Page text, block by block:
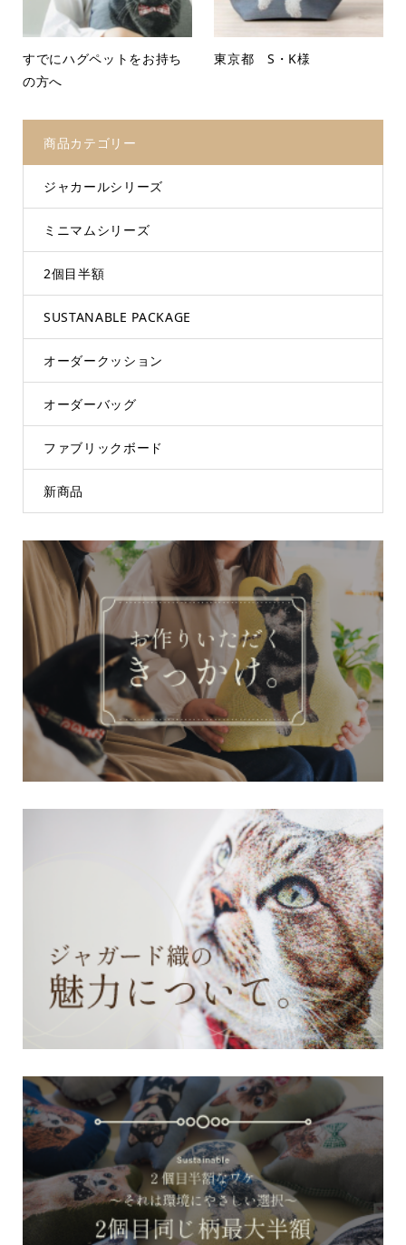
すでにハグペットをお持ち
の方へ
東京都 S・K様
商品カテゴリー
ジャカールシリーズ
ミニマムシリーズ
2個目半額
SUSTANABLE PACKAGE
オーダークッション
オーダーバッグ
ファブリックボード
新商品